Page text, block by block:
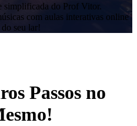
simplificada do Prof Vitor.
com aulas interativas online
seu lar!
Passos no